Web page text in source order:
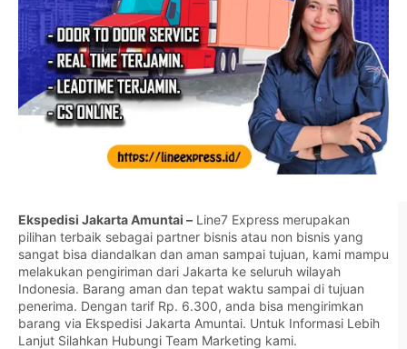
Ekspedisi Jakarta Amuntai – Line7 Express merupakan
pilihan terbaik sebagai partner bisnis atau non bisnis yang
sangat bisa diandalkan dan aman sampai tujuan, kami mampu
melakukan pengiriman dari Jakarta ke seluruh wilayah
Indonesia. Barang aman dan tepat waktu sampai di tujuan
penerima. Dengan tarif Rp. 6.300, anda bisa mengirimkan
barang via Ekspedisi Jakarta Amuntai. Untuk Informasi Lebih
Lanjut Silahkan Hubungi Team Marketing kami.